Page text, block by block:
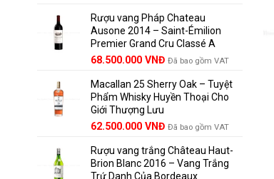
5 sao
là:
125.000.000 VNĐ.
tại
là:
111.000.000 VNĐ.
Rượu vang Pháp Chateau
Ausone 2014 – Saint-Émilion
Premier Grand Cru Classé A
68.500.000 VNĐ Đã bao gồm VAT
Macallan 25 Sherry Oak – Tuyệt
Phẩm Whisky Huyền Thoại Cho
Giới Thượng Lưu
Giá
là:
65.000.000 VNĐ.
62.500.000 VNĐGiá
tại
là:
62.500.000 VNĐ.
Đã bao gồm VAT
Rượu vang trắng Château Haut-
Brion Blanc 2016 – Vang Trắng
Trứ Danh Của Bordeaux